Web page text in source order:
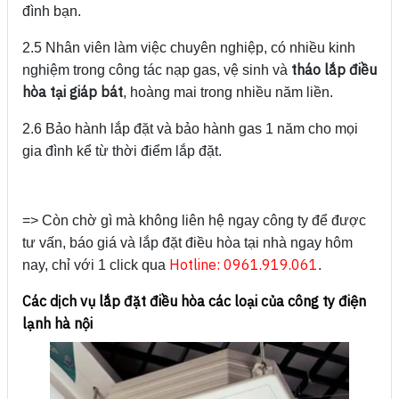
đình bạn.
2.5 Nhân viên làm việc chuyên nghiệp, có nhiều kinh
nghiệm trong công tác nạp gas, vệ sinh và tháo lắp điều
hòa tại giáp bát, hoàng mai trong nhiều năm liền.
2.6 Bảo hành lắp đặt và bảo hành gas 1 năm cho mọi
gia đình kể từ thời điểm lắp đặt.
=> Còn chờ gì mà không liên hệ ngay công ty để được
tư vấn, báo giá và lắp đặt điều hòa tại nhà ngay hôm
nay, chỉ với 1 click qua Hotline: 0961.919.061.
Các dịch vụ lắp đặt điều hòa các loại của công ty điện
lạnh hà nội